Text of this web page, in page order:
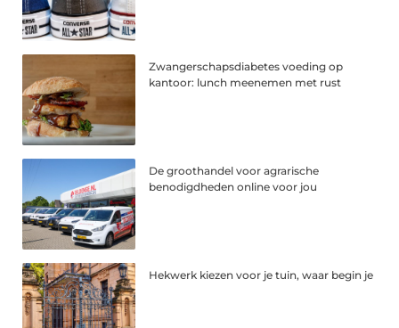
Zwangerschapsdiabetes voeding op
kantoor: lunch meenemen met rust
De groothandel voor agrarische
benodigdheden online voor jou
Hekwerk kiezen voor je tuin, waar begin je